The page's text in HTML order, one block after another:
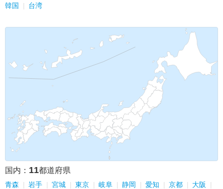
韓国 台湾
国内： 11都道府県
青森 岩手 宮城 東京 岐阜 静岡 愛知 京都
大阪